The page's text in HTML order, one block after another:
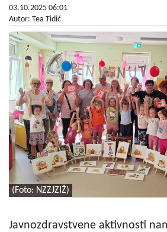
03.10.2025 06:01
Autor: Tea Tidić
(Foto: NZZJZIŽ)
Javnozdravstvene aktivnosti